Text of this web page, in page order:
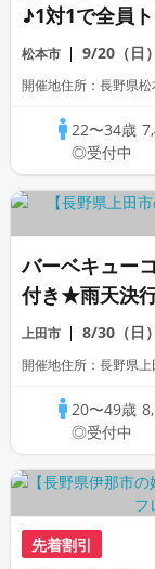
♪1対1で全員
ーティー
松本市 9/20（日）
開催地住所：長野県
22〜34歳
◎受付中
バーベキュー
付き★雨天決
上田市 8/30（日）
開催地住所：長野県
20〜49歳
◎受付中
先着割引